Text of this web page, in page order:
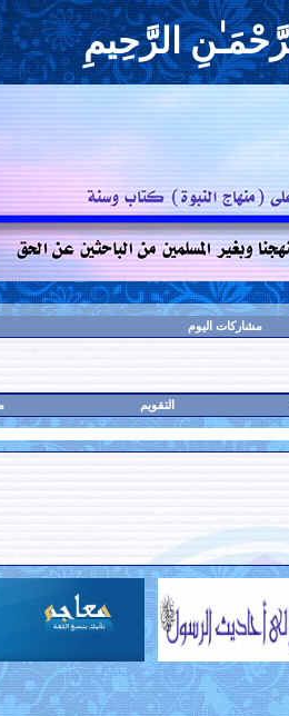
الرَّحِيمِ
مشاركات اليوم
التقويم